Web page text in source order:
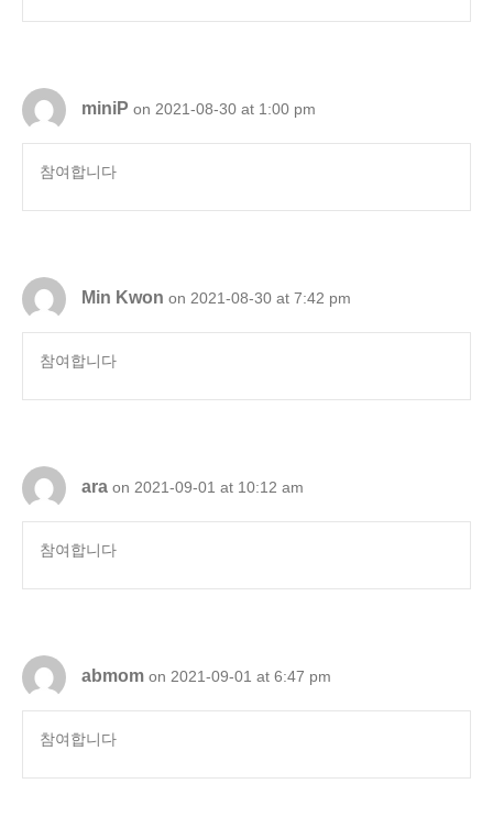
miniP on 2021-08-30 at 1:00 pm
참여합니다
Min Kwon on 2021-08-30 at 7:42 pm
참여합니다
ara on 2021-09-01 at 10:12 am
참여합니다
abmom on 2021-09-01 at 6:47 pm
참여합니다